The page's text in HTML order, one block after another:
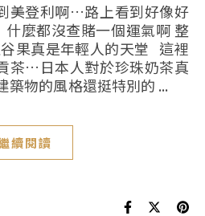
麼都沒查賭一個運氣啊 整
果真是年輕人的天堂 這裡
茶…日本人對於珍珠奶茶真
築物的風格還挺特別的 ...
續閱讀